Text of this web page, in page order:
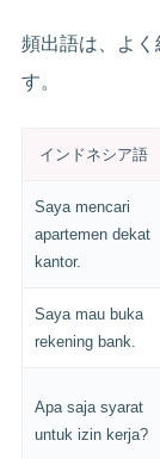
頻出語は、よ
す。
インドネシア語
Saya mencari
apartemen dekat
kantor.
Saya mau buka
rekening bank.
Apa saja syarat
untuk izin kerja?